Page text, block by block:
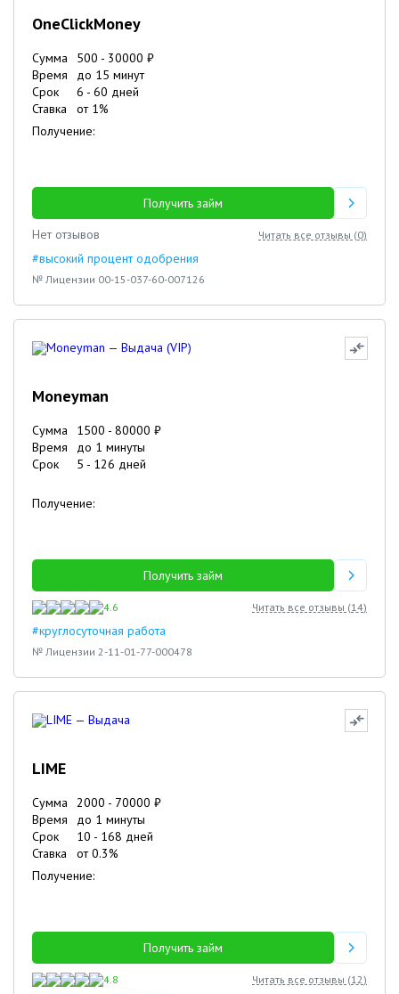
OneClickMoney
Сумма 500 - 30000 ₽
Время
до 15 минут
Срок
6 - 60 дней
Ставка
от 1%
Получение:
Получить займ
Нет отзывов
Читать все отзывы (0)
#высокий процент одобрения
№ Лицензии 00-15-037-60-007126
Moneyman
Сумма 1500 - 80000 ₽
Время
до 1 минуты
Срок
5 - 126 дней
Получение:
Получить займ
4.6 Читать все отзывы (14)
#круглосуточная работа
№ Лицензии 2-11-01-77-000478
LIME
Сумма 2000 - 70000 ₽
Время
до 1 минуты
Срок
10 - 168 дней
Ставка
от0.3%
Получение:
Получить займ
4.8 Читать все отзывы (12)